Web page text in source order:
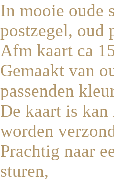
In mooie oude
postzegel, oud
Afm kaart ca
Gemaakt van
passenden
De kaart is
worden
Prachtig naar
sturen,